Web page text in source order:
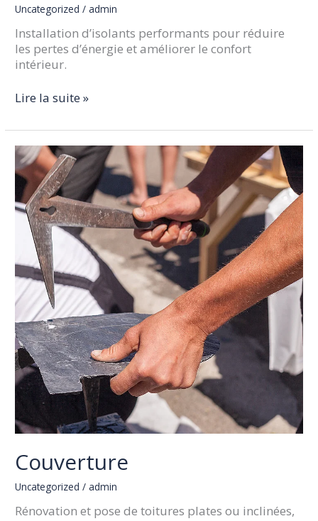
Uncategorized /admin
Installation d’isolants performants pour réduire
les pertes d’énergie et améliorer le confort
intérieur.
Lire la suite »
Couverture
Uncategorized /admin
Rénovation et pose de toitures plates ou inclinées,
Couverture